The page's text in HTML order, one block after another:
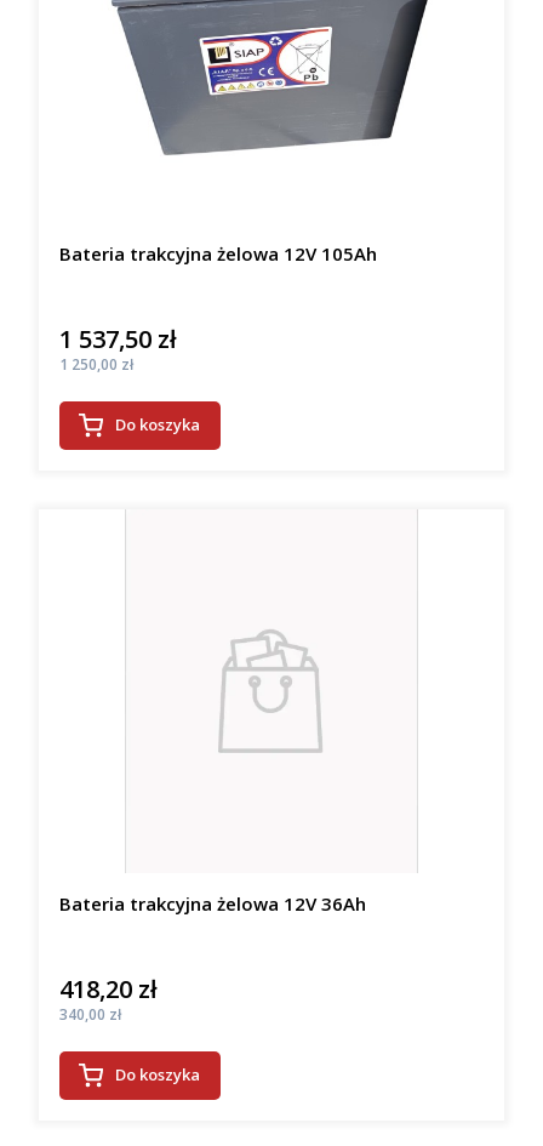
Bateria trakcyjna żelowa 12V 105Ah
Cena
1 537,50 zł
Cena
1 250,00 zł
Do koszyka
Bateria trakcyjna żelowa 12V 36Ah
Cena
418,20 zł
Cena
340,00 zł
Do koszyka